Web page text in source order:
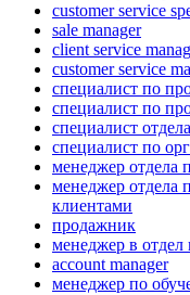
customer service
sale manager
client service
customer service
специалист по
специалист по
специалист
специалист по
менеджер отдела
менеджер отдела
клиентами
продажник
менеджер в отдел
account manager
менеджер по